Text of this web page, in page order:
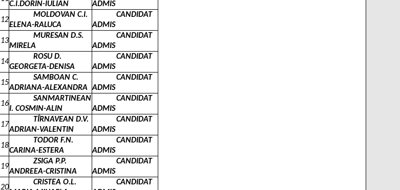
C.I.DORIN-IULIAN
ADMIS
12
MOLDOVAN C.I.
ELENA-RALUCA
CANDIDAT
ADMIS
13
MURESAN D.S.
MIRELA
CANDIDAT
ADMIS
14
ROSU D.
GEORGETA-DENISA
CANDIDAT
ADMIS
15
SAMBOAN C.
ADRIANA-ALEXANDRA
CANDIDAT
ADMIS
16
SANMARTINEAN
I. COSMIN-ALIN
CANDIDAT
ADMIS
17
TÎRNAVEAN D.V.
ADRIAN-VALENTIN
CANDIDAT
ADMIS
18
TODOR F.N.
CARINA-ESTERA
CANDIDAT
ADMIS
19
ZSIGA P.P.
ANDREEA-CRISTINA
CANDIDAT
ADMIS
20
CRISTEA O.L.
CANDIDAT